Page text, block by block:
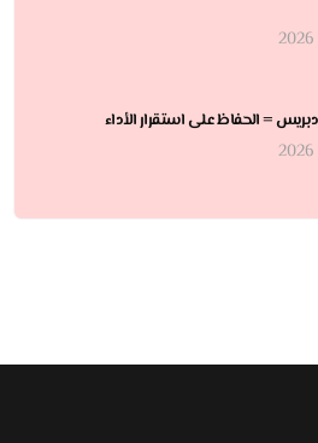
= الحفاظ على استقرار الأداء